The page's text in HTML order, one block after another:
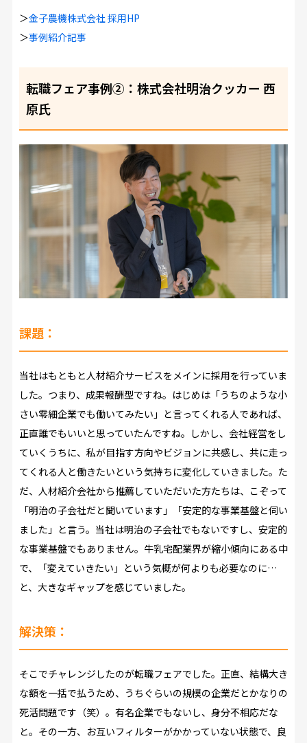
＞金子農機株式会社 採用HP
＞事例紹介記事
転職フェア事例②：株式会社明治クッカー 西
原氏
課題：
当社はもともと人材紹介サービスをメインに採用を行っていま
した。つまり、成果報酬型ですね。はじめは「うちのような小
さい零細企業でも働いてみたい」と言ってくれる人であれば、
正直誰でもいいと思っていたんですね。しかし、会社経営をし
ていくうちに、私が目指す方向やビジョンに共感し、共に走っ
てくれる人と働きたいという気持ちに変化していきました。た
だ、人材紹介会社から推薦していただいた方たちは、こぞって
「明治の子会社だと聞いています」「安定的な事業基盤と伺い
ました」と言う。当社は明治の子会社でもないですし、安定的
な事業基盤でもありません。牛乳宅配業界が縮小傾向にある中
で、「変えていきたい」という気概が何よりも必要なのに…
と、大きなギャップを感じていました。
解決策：
そこでチャレンジしたのが転職フェアでした。正直、結構大き
な額を一括で払うため、うちぐらいの規模の企業だとかなりの
死活問題です（笑）。有名企業でもないし、身分不相応だな
と。その一方、お互いフィルターがかかっていない状態で、良